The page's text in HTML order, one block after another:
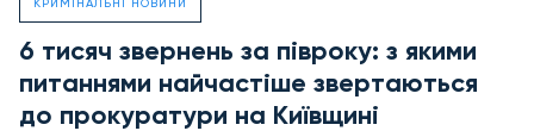
КРИМІНАЛЬНІ НОВИНИ
6 тисяч звернень за півроку: з якими
питаннями найчастіше звертаються
до прокуратури на Київщині